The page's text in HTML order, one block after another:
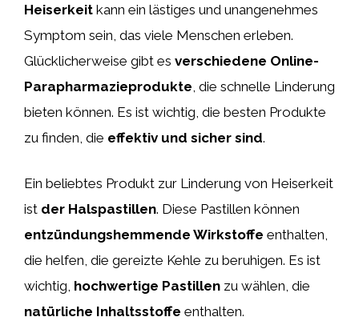
Heiserkeit kann ein lästiges und unangenehmes
Symptom sein, das viele Menschen erleben.
Glücklicherweise gibt es verschiedene Online-
Parapharmazieprodukte , die schnelle Linderung
bieten können. Es ist wichtig, die besten Produkte
zu finden, die effektiv und sicher sind.
Ein beliebtes Produkt zur Linderung von Heiserkeit
ist der Halspastillen. Diese Pastillen können
entzündungshemmende Wirkstoffe enthalten,
die helfen, die gereizte Kehle zu beruhigen. Es ist
wichtig, hochwertige Pastillen zu wählen, die
natürliche Inhaltsstoffe enthalten.